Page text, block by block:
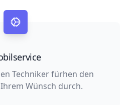
Techniker fürhen den
Wünsch durch.